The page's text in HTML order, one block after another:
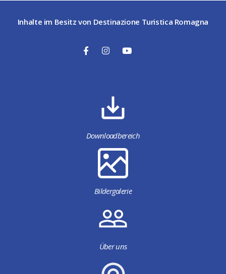
Inhalte im Besitz von Destinazione Turistica Romagna
Downloadbereich
Bildergalerie
Über uns